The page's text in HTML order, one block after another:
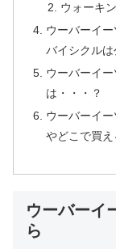
ウォーキ
ウーバーイ
バイシクルは
ウーバーイ
は・・・？
ウーバーイ
やどこで買
ウーバーイ
ら